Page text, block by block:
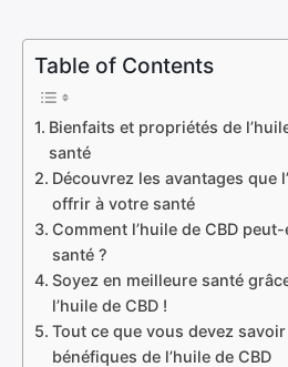
Table of Contents
Bienfaits et propriétés de
santé
Découvrez les avantages que
offrir à votre santé
Comment l’huile de CBD
santé ?
Soyez en meilleure santé
l’huile de CBD !
Tout ce que vous devez
bénéfiques de l’huile de CBD
Transport